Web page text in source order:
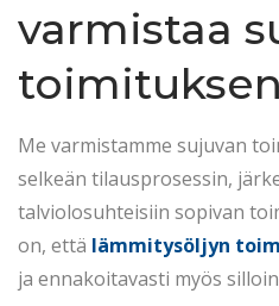
varmistaa
toimituksen
Me varmistamme sujuvan
selkeän tilausprosessin,
talviolosuhteisiin sopivan
on, että lämmitysöljyn
ja ennakoitavasti myös